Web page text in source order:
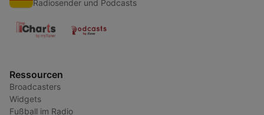
Radiosender und Podcasts
Ressourcen
Broadcasters
Widgets
Fußball im Radio